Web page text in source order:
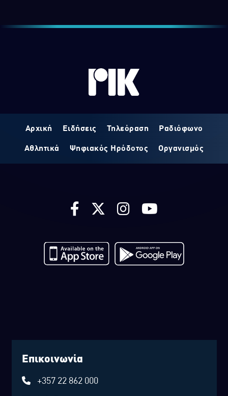
Αρχική Ειδήσεις Τηλεόραση Ραδιόφωνο
Αθλητικά Ψηφιακός Ηρόδοτος Οργανισμός
Επικοινωνία
+357 22 862 000